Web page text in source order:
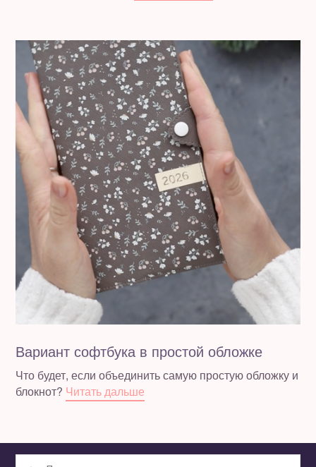
Вариант софтбука в простой обложке
Что будет, если объединить самую простую обложку и
блокнот? Читать дальше
Найти: